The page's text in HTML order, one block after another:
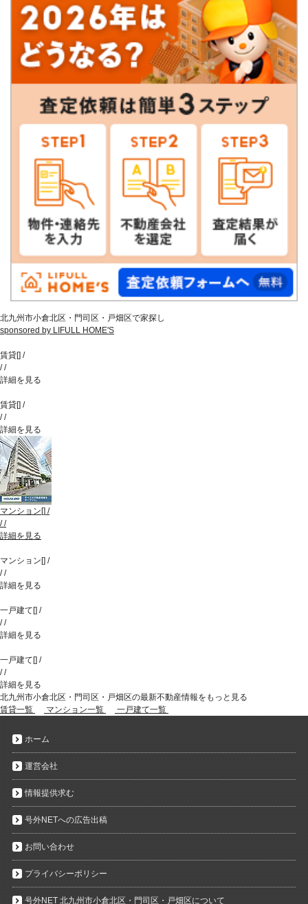
北九州市小倉北区・門司区・戸畑区で家探し
sponsored by LIFULL HOME'S
賃貸[] /
//
詳細を見る
賃貸[] /
//
詳細を見る
マンション [] /
//
詳細を見る
マンション [] /
//
詳細を見る
一戸建て [] /
//
詳細を見る
一戸建て [] /
//
詳細を見る
北九州市小倉北区・門司区・戸畑区の最新不動産情報をもっと見る
賃貸一覧
マンション一覧 一戸建て一覧
ホーム
運営会社
情報提供求む
号外NETへの広告出稿
お問い合わせ
プライバシーポリシー
号外NET 北九州市小倉北区・門司区・戸畑区について